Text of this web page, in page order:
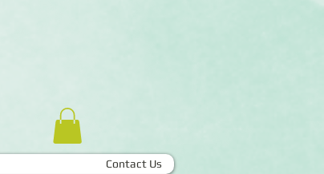
Contact Us